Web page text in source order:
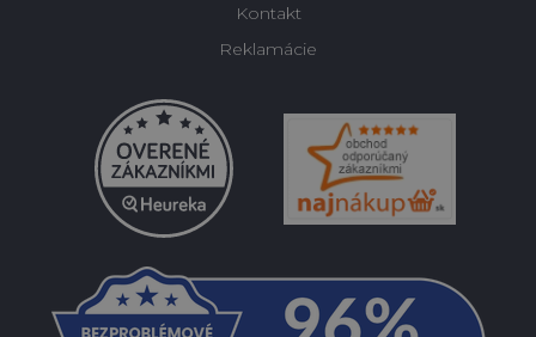
Kontakt
Reklamácie